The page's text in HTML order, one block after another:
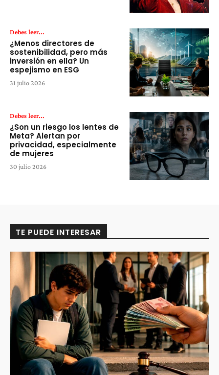
Debes leer...
¿Menos directores de
sostenibilidad, pero más
inversión en ella? Un
espejismo en ESG
31 julio 2026
Debes leer...
¿Son un riesgo los lentes de
Meta? Alertan por
privacidad, especialmente
de mujeres
30 julio 2026
TE PUEDE INTERESAR